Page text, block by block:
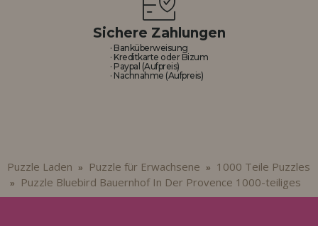
Sichere Zahlungen
· Banküberweisung
· Kreditkarte oder Bizum
· Paypal (Aufpreis)
· Nachnahme (Aufpreis)
Puzzle Laden » Puzzle für Erwachsene » 1000 Teile Puzzles
» Puzzle Bluebird Bauernhof In Der Provence 1000-teiliges